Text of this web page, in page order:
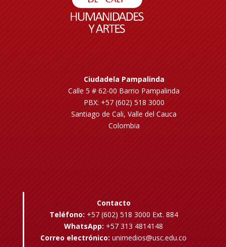
Ciudadela Pampalinda
Calle 5 # 62-00 Barrio Pampalinda
PBX: +57 (602) 518 3000
Santiago de Cali, Valle del Cauca
Colombia
Contacto
Teléfono: +57 (602) 518 3000 Ext. 884
WhatsApp: +57 313 4814148
Correo electrónico: unimedios@usc.edu.co